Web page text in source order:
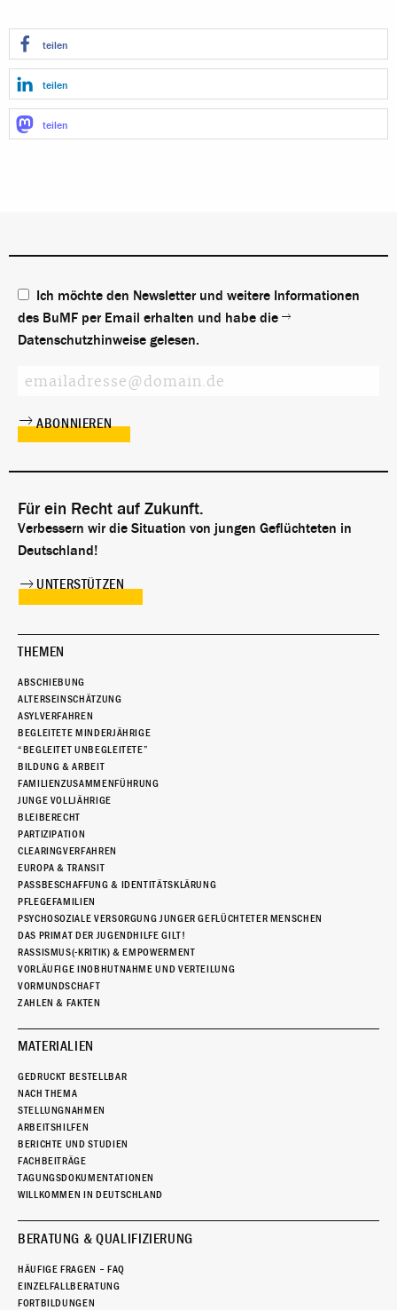
teilen
teilen
teilen
Ich möchte den Newsletter und weitere Informationen
des BuMF per Email erhalten und habe die
Datenschutzhinweise gelesen.
Für ein Recht auf Zukunft.
Verbessern wir die Situation von jungen Geflüchteten in
Deutschland!
UNTERSTÜTZEN
THEMEN
ABSCHIEBUNG
ALTERSEINSCHÄTZUNG
ASYLVERFAHREN
BEGLEITETE MINDERJÄHRIGE
“BEGLEITET UNBEGLEITETE”
BILDUNG & ARBEIT
FAMILIENZUSAMMENFÜHRUNG
JUNGE VOLLJÄHRIGE
BLEIBERECHT
PARTIZIPATION
CLEARINGVERFAHREN
EUROPA & TRANSIT
PASSBESCHAFFUNG & IDENTITÄTSKLÄRUNG
PFLEGEFAMILIEN
PSYCHOSOZIALE VERSORGUNG JUNGER GEFLÜCHTETER MENSCHEN
DAS PRIMAT DER JUGENDHILFE GILT!
RASSISMUS(-KRITIK) & EMPOWERMENT
VORLÄUFIGE INOBHUTNAHME UND VERTEILUNG
VORMUNDSCHAFT
ZAHLEN & FAKTEN
MATERIALIEN
GEDRUCKT BESTELLBAR
NACH THEMA
STELLUNGNAHMEN
ARBEITSHILFEN
BERICHTE UND STUDIEN
FACHBEITRÄGE
TAGUNGSDOKUMENTATIONEN
WILLKOMMEN IN DEUTSCHLAND
BERATUNG & QUALIFIZIERUNG
HÄUFIGE FRAGEN – FAQ
EINZELFALLBERATUNG
FORTBILDUNGEN